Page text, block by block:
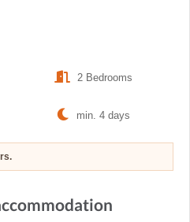
2 Bedrooms
min. 4 days